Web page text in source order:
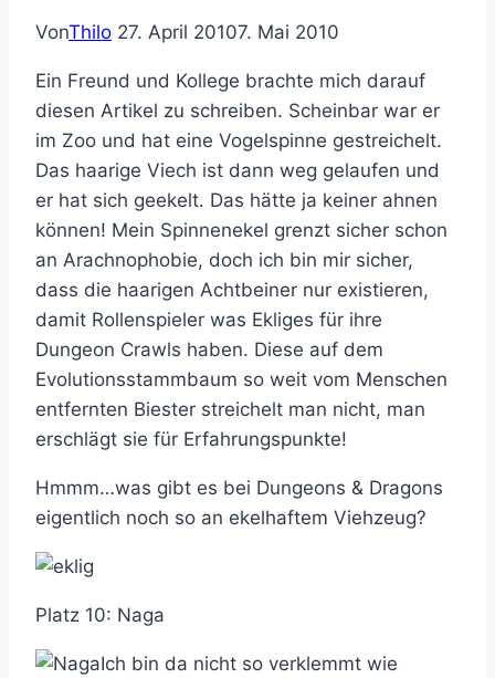
VonThilo 27. April 20107. Mai 2010
Ein Freund und Kollege brachte mich darauf
diesen Artikel zu schreiben. Scheinbar war er
im Zoo und hat eine Vogelspinne gestreichelt.
Das haarige Viech ist dann weg gelaufen und
er hat sich geekelt. Das hätte ja keiner ahnen
können! Mein Spinnenekel grenzt sicher schon
an Arachnophobie, doch ich bin mir sicher,
dass die haarigen Achtbeiner nur existieren,
damit Rollenspieler was Ekliges für ihre
Dungeon Crawls haben. Diese auf dem
Evolutionsstammbaum so weit vom Menschen
entfernten Biester streichelt man nicht, man
erschlägt sie für Erfahrungspunkte!
Hmmm…was gibt es bei Dungeons & Dragons
eigentlich noch so an ekelhaftem Viehzeug?
Platz 10: Naga
Ich bin da nicht so verklemmt wie